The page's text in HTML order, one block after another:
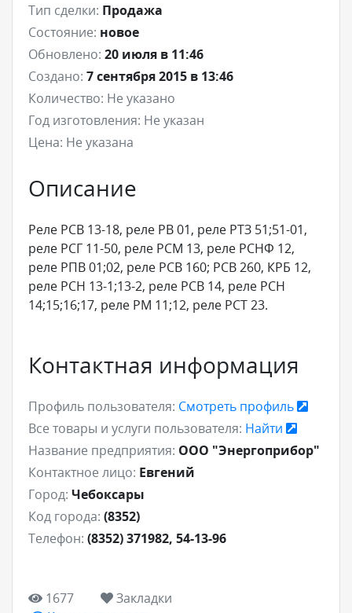
Тип сделки: Продажа
Состояние: новое
Обновлено: 20 июля в 11:46
Создано: 7 сентября 2015 в 13:46
Количество: Не указано
Год изготовления: Не указан
Цена: Не указана
Описание
Реле РСВ 13-18, реле РВ 01, реле РТЗ 51;51-01,
реле РСГ 11-50, реле РСМ 13, реле РСНФ 12,
реле РПВ 01;02, реле РСВ 160; РСВ 260, КРБ 12,
реле РСН 13-1;13-2, реле РСВ 14, реле РСН
14;15;16;17, реле РМ 11;12, реле РСТ 23.
Контактная информация
Профиль пользователя: Смотреть профиль
Все товары и услуги пользователя: Найти
Название предприятия: ООО "Энергоприбор"
Контактное лицо: Евгений
Город: Чебоксары
Код города: (8352)
Телефон: (8352) 371982, 54-13-96
1677
Закладки